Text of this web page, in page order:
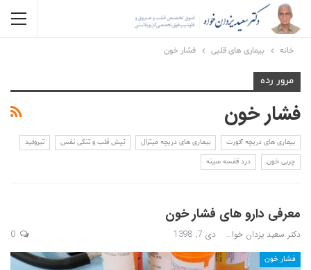
خانه بیماری های قلبی فشار خون
مرور رده
فشار خون
بیماری های دریچه آئورت بیماری های دریچه میترال تپش قلب و تنگی نفس تیروئید
چربی خون درد قفسه سینه
معرفی دارو های فشار خون
دکتر سعید یزدان خواه دی 7, 1398
فشار خون